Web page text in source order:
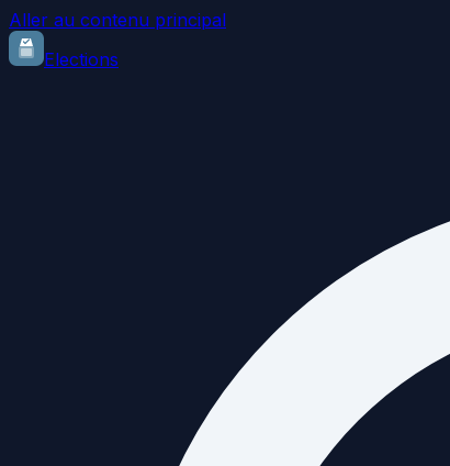
Aller au contenu principal
Elections